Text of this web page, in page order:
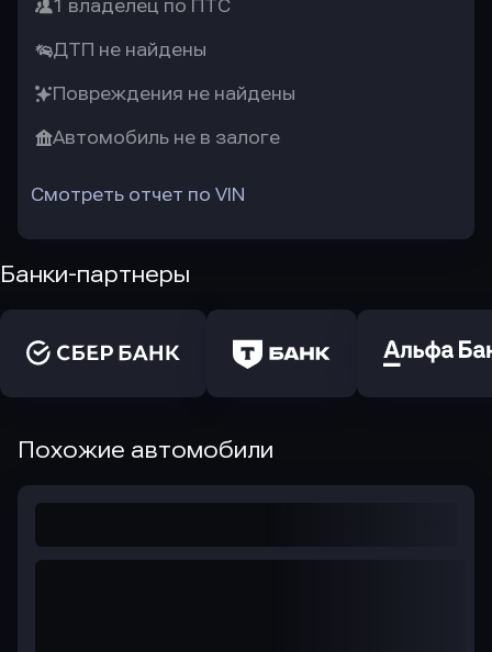
1 владелец по ПТС
ДТП не найдены
Повреждения не найдены
Автомобиль не в залоге
Смотреть отчет по VIN
Банки-партнеры
Похожие автомобили